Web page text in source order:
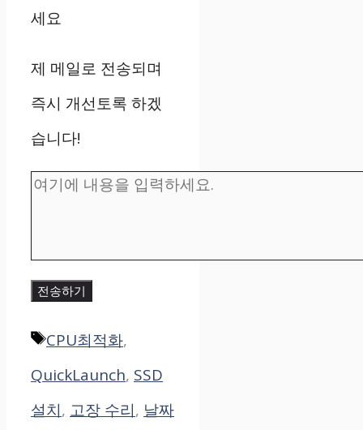
세요
제 메일로 전송되며
즉시 개선토록 하겠
습니다!
전송하기
태
그
CPU최적화,
QuickLaunch, SSD
설치, 고장 수리, 날짜